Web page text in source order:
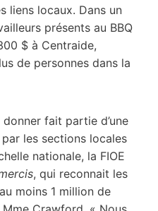
liens locaux. Dans un
présents au BBQ
$ à Centraide,
de personnes dans la
donner fait partie d’une
les sections locales
nationale, la FIOE
, qui reconnait les
moins 1 million de